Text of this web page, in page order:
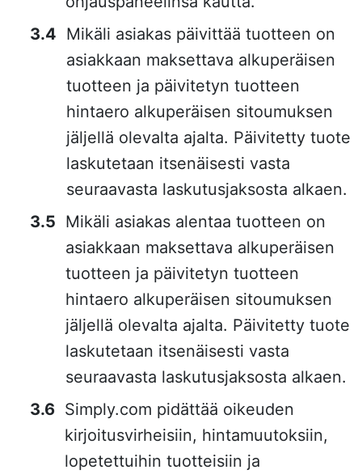
Mikäli asiakas päivittää tuotteen on
asiakkaan maksettava alkuperäisen
tuotteen ja päivitetyn tuotteen
hintaero alkuperäisen sitoumuksen
jäljellä olevalta ajalta. Päivitetty tuote
laskutetaan itsenäisesti vasta
seuraavasta laskutusjaksosta alkaen.
Mikäli asiakas alentaa tuotteen on
asiakkaan maksettava alkuperäisen
tuotteen ja päivitetyn tuotteen
hintaero alkuperäisen sitoumuksen
jäljellä olevalta ajalta. Päivitetty tuote
laskutetaan itsenäisesti vasta
seuraavasta laskutusjaksosta alkaen.
Simply.com pidättää oikeuden
kirjoitusvirheisiin, hintamuutoksiin,
lopetettuihin tuotteisiin ja